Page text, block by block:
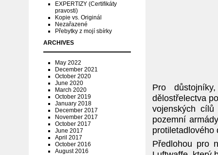
EXPERTIZY (Certifikáty
pravosti)
Kopie vs. Originál
Nezařazené
Přebytky z mojí sbírky
ARCHIVES
May 2022
December 2021
October 2020
June 2020
March 2020
October 2019
January 2018
December 2017
November 2017
October 2017
June 2017
April 2017
October 2016
August 2016
Pro
dělostřelectva
vojenských
pozemní
protiletadlového
Předlohou pro